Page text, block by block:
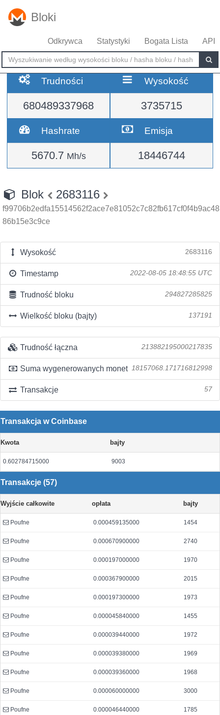
Bloki
Odkrywca Statystyki Bogata Lista API
Trudności
680489337968
Wysokość
3735715
Hashrate
5670.7 Mh/s
Emisja
18446744
Blok 2683116
f99706b2edfa15514562f2ace7e81052c7c82fb617cf0f4b9ac48
86b15e3c9ce
Wysokość 2683116
Timestamp 2022-08-05 18:48:55 UTC
Trudność bloku 294827285825
Wielkość bloku (bajty) 137191
Trudność łączna 213882195000217835
Suma wygenerowanych monet 18157068.171716812998
Transakcje 57
Transakcja w Coinbase
Kwota bajty
0.602784715000 9003
Transakcje (57)
Wyjście całkowite opłata bajty
Poufne 0.000459135000 1454
Poufne 0.000670900000 2740
Poufne 0.000197000000 1970
Poufne 0.000367900000 2015
Poufne 0.000197300000 1973
Poufne 0.000045840000 1455
Poufne 0.000039440000 1972
Poufne 0.000039380000 1969
Poufne 0.000039360000 1968
Poufne 0.000060000000 3000
Poufne 0.000046440000 1785